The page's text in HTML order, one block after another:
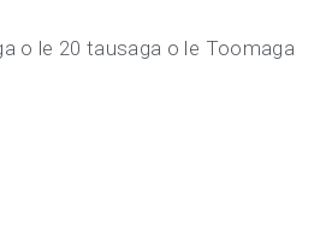
o le 20 tausaga o le Toomaga